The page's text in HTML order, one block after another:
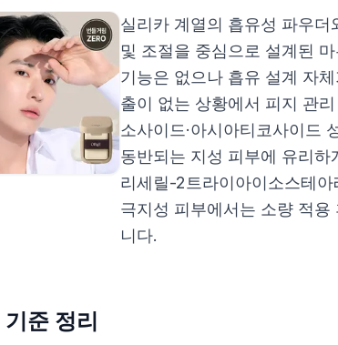
실리카 계열의 흡유성 파우
및 조절을 중심으로 설계된
기능은 없으나 흡유 설계 자
출이 없는 상황에서 피지 관
소사이드·아시아티코사이드
동반되는 지성 피부에 유리
리세릴-2트라이아이소스테
극지성 피부에서는 소량 적
니다.
준 정리